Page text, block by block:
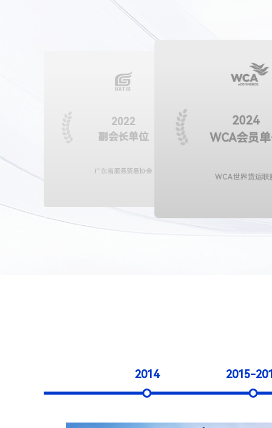
Member ID: 157307
2022
副会长单位
广东省服务贸易协会
2024
WCA会员
WCA世界货运联
2014 2015-